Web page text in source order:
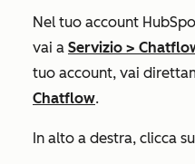
Nel tuo account
vai a Servizio >
tuo account, vai
Chatflow.
In alto a destra, clicca su